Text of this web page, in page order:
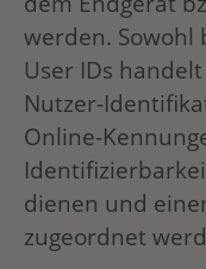
werden. Sowohl
User IDs
Nutzer-
Online-
dienen und
zugeordnet